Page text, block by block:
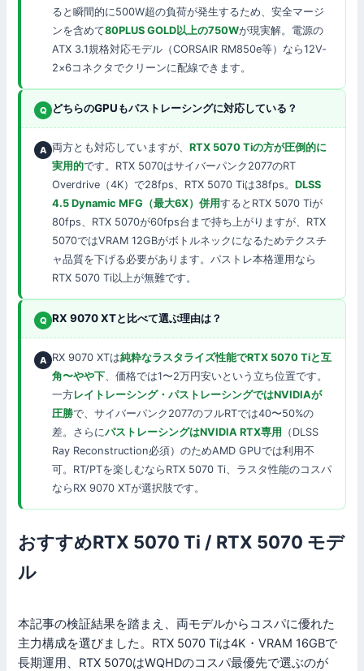
ると瞬間的に500W超の負荷が発生するため、安全マージ
ンを含めて80PLUS GOLD以上の750Wが現実解。電源の
ATX 3.1規格対応モデル（CORSAIR RM850e等）なら12V-
2×6コネクタでクリーンに配線できます。
どちらのGPUもパストレーシングに対応している？
両方とも対応していますが、RTX 5070 Tiの方が圧倒的に
実用的です。RTX 5070はサイバーパンク2077のRT
Overdrive（4K）で28fps、RTX 5070 Tiは38fps。DLSS
4.5 Dynamic MFG（最大6X）併用するとRTX 5070 Tiが
80fps、RTX 5070が60fps台まで持ち上がりますが、RTX
5070ではVRAM 12GBがボトルネックになるためテクスチ
ャ品質を下げる必要があります。パストレ本格運用なら
RTX 5070 Ti以上が無難です。
RX 9070 XTと比べて選ぶ理由は？
RX 9070 XTは純粋なラスタライズ性能でRTX 5070 Tiと互
角〜やや下 、価格では1〜2万円安いという立ち位置です。
一方レイトレーシング・パストレーシングではNVIDIAが
圧勝で、サイバーパンク2077のフルRTでは40〜50%の
差。さらにパストレーシングはNVIDIA RTX専用
（DLSS
Ray Reconstruction必須）のためAMD GPUでは利用不
可。RT/PTを楽しむならRTX 5070 Ti、ラスタ性能のコスパ
ならRX 9070 XTが選択肢です。
おすすめRTX 5070 Ti / RTX 5070 モデ
ル
本記事の検証結果を踏まえ、両モデルからコスパに優れた
主力構成を選びました。RTX 5070 Tiは4K・VRAM 16GBで
長期運用、RTX 5070はWQHDのコスパ最優先で選ぶのが